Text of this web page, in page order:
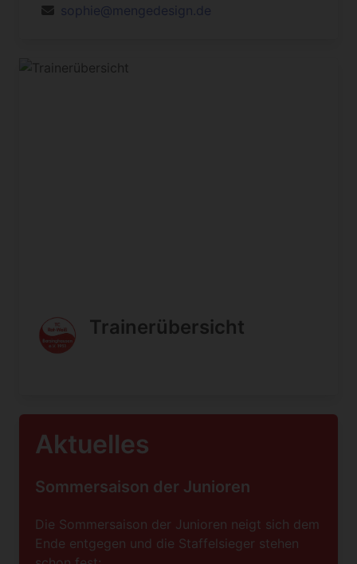
sophie@mengedesign.de
Trainerübersicht
Aktuelles
Sommersaison der Junioren
Die Sommersaison der Junioren neigt sich dem
Ende entgegen und die Staffelsieger stehen